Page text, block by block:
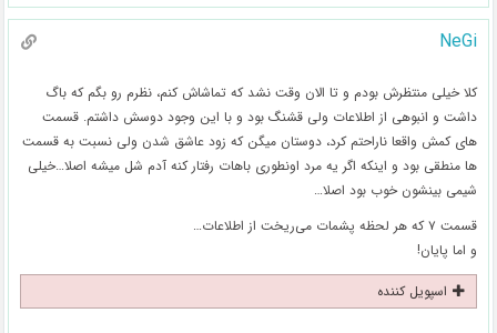
NeGi
کلا خیلی منتظرش بودم و تا الان وقت نشد که تماشاش کنم، نظرم رو بگم که باگ
داشت و انبوهی از اطلاعات ولی قشنگ بود و با این وجود دوسش داشتم. قسمت
های کمش واقعا ناراحتم کرد، دوستان میگن که زود عاشق شدن ولی نسبت به قسمت
ها منطقی بود و اینکه اگر یه مرد اونطوری باهات رفتار کنه آدم شل میشه اصلا…خیلی
شیمی بینشون خوب بود اصلا…
قسمت ۷ که هر لحظه پشمات می‌ریخت از اطلاعات…
و اما پایان!
اسپویل کننده